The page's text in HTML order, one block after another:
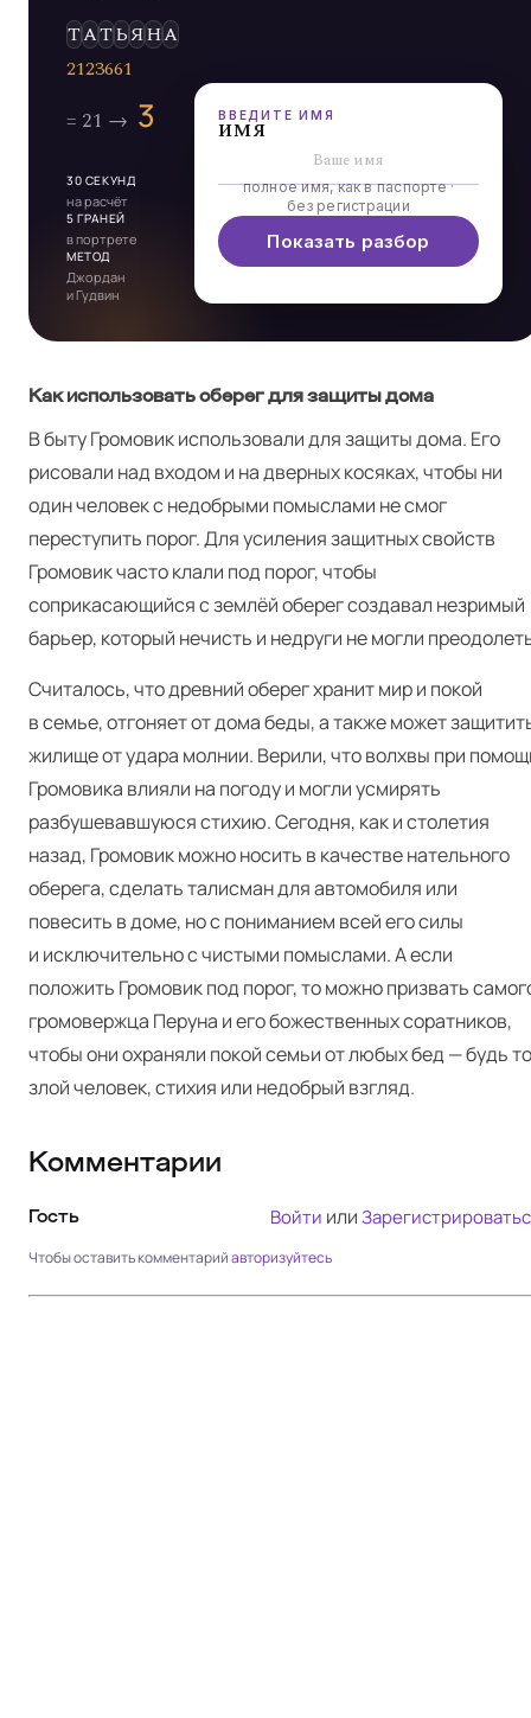
ЭЛЬДАР
30 СЕКУНД
на расчёт
5 ГРАНЕЙ
в портрете
МЕТОД
Джордан
и Гудвин
ВВЕДИТЕ ИМЯ
имя
полное имя, как в паспорте ·
без регистрации
Показать разбор
Как использовать оберег для защиты дома
В быту Громовик использовали для защиты дома. Его
рисовали над входом и на дверных косяках, чтобы ни
один человек с недобрыми помыслами не смог
переступить порог. Для усиления защитных свойств
Громовик часто клали под порог, чтобы
соприкасающийся с землёй оберег создавал незримый
барьер, который нечисть и недруги не могли
Считалось, что древний оберег хранит мир и покой
в семье, отгоняет от дома беды, а также может
жилище от удара молнии. Верили, что волхвы при
Громовика влияли на погоду и могли усмирять
разбушевавшуюся стихию. Сегодня, как и столетия
назад, Громовик можно носить в качестве нательного
оберега, сделать талисман для автомобиля или
повесить в доме, но с пониманием всей его силы
и исключительно с чистыми помыслами. А если
положить Громовик под порог, то можно призвать
громовержца Перуна и его божественных соратников,
чтобы они охраняли покой семьи от любых бед — будь то
злой человек, стихия или недобрый взгляд.
Комментарии
Гость Войти или
Чтобы оставить комментарийавторизуйтесь